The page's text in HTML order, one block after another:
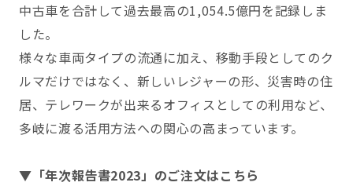
中古車を合計して過去最高の1,054.5億円を記録しま
した。
様々な車両タイプの流通に加え、移動手段としてのク
ルマだけではなく、新しいレジャーの形、災害時の住
居、テレワークが出来るオフィスとしての利用など、
多岐に渡る活用方法への関心の高まっています。
▼「年次報告書2023」のご注文はこちら